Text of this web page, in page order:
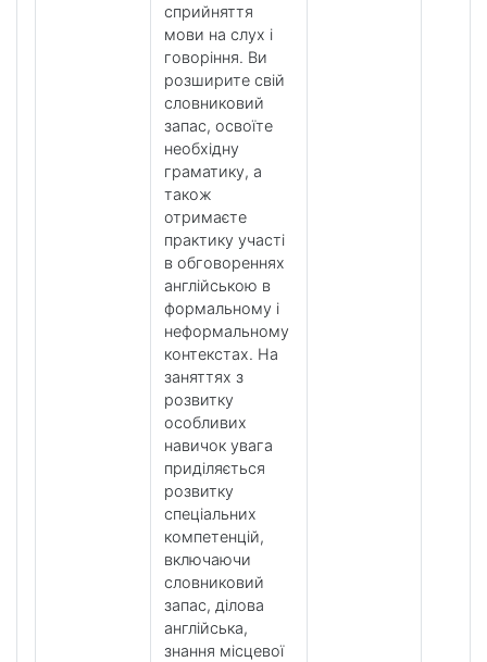
сприйняття
мови на слух і
говоріння. Ви
розширите свій
словниковий
запас, освоїте
необхідну
граматику, а
також
отримаєте
практику участі
в обговореннях
англійською в
формальному і
неформальному
контекстах. На
заняттях з
розвитку
особливих
навичок увага
приділяється
розвитку
спеціальних
компетенцій,
включаючи
словниковий
запас, ділова
англійська,
знання місцевої